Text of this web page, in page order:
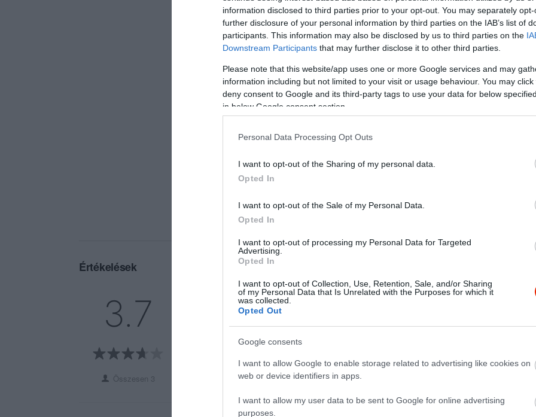
information disclosed to third parties prior to your opt-out. You may separately
further disclosure of your personal information by third parties on the IAB’s list of
participants. This information may also be disclosed by us to third parties on the
Downstream Participants that may further disclose it to other third parties.
Please note that this website/app uses one or more Google services and may
information including but not limited to your visit or usage behaviour. You may
deny consent to Google and its third-party tags to use your data for below
in below Google consent section.
Personal Data Processing Opt Outs
I want to opt-out of the Sharing of my personal data.
Opted In
I want to opt-out of the Sale of my Personal Data.
Opted In
I want to opt-out of processing my Personal Data for Targeted
Advertising.
Opted In
I want to opt-out of Collection, Use, Retention, Sale, and/or Sharing
of my Personal Data that Is Unrelated with the Purposes for which it
was collected.
Opted Out
Google consents
I want to allow Google to enable storage related to advertising like cookies on
web or device identifiers in apps.
I want to allow my user data to be sent to Google for online advertising
purposes.
Értékelések
3.7
Összesen 3